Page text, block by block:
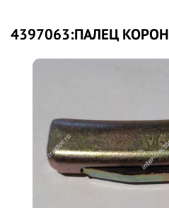
4397063:ПАЛЕЦ